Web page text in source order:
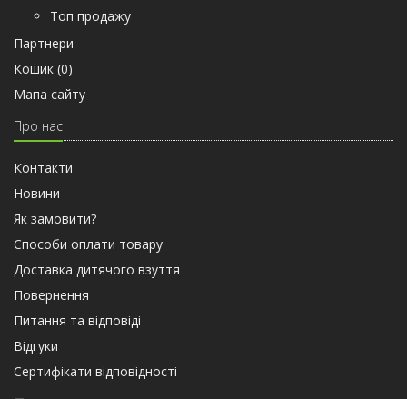
Топ продажу
Партнери
Кошик (0)
Мапа сайту
Про нас
Контакти
Новини
Як замовити?
Способи оплати товару
Доставка дитячого взуття
Повернення
Питання та відповіді
Відгуки
Сертифiкати вiдповiдностi